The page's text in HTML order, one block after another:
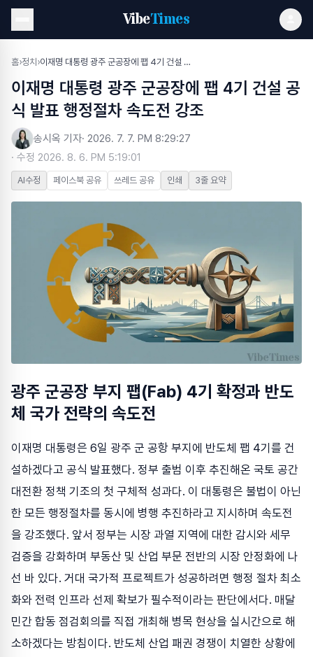
VibeTimes
홈›정치 › 이재명 대통령 광주 군공장에 팹 4기 건설 공식 발표 행정절차 속도전 강조
이재명 대통령 광주 군공장에 팹 4기 건설 공
식 발표 행정절차 속도전 강조
송시옥 기자· 2026. 7. 7. PM 8:29:27
· 수정 2026. 8. 6. PM 5:19:01
AI수정 페이스북 공유 쓰레드 공유 인쇄 3줄 요약
광주 군공장 부지 팹(Fab) 4기 확정과 반도
체 국가 전략의 속도전
이재명 대통령은 6일 광주 군 공항 부지에 반도체 팹 4기를 건
설하겠다고 공식 발표했다. 정부 출범 이후 추진해온 국토 공간
대전환 정책 기조의 첫 구체적 성과다. 이 대통령은 불법이 아닌
한 모든 행정절차를 동시에 병행 추진하라고 지시하며 속도전
을 강조했다. 앞서 정부는 시장 과열 지역에 대한 감시와 세무
검증을 강화하며 부동산 및 산업 부문 전반의 시장 안정화에 나
선 바 있다. 거대 국가적 프로젝트가 성공하려면 행정 절차 최소
화와 전력 인프라 선제 확보가 필수적이라는 판단에서다. 매달
민간 합동 점검회의를 직접 개최해 병목 현상을 실시간으로 해
소하겠다는 방침이다. 반도체 산업 패권 경쟁이 치열한 상황에